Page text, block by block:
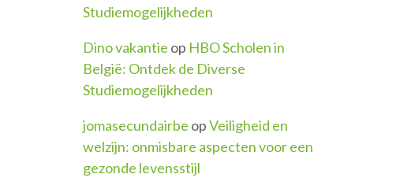
Studiemogelijkheden
Dino vakantie op HBO Scholen in
België: Ontdek de Diverse
Studiemogelijkheden
jomasecundairbe opVeiligheid en
welzijn: onmisbare aspecten voor een
gezonde levensstijl